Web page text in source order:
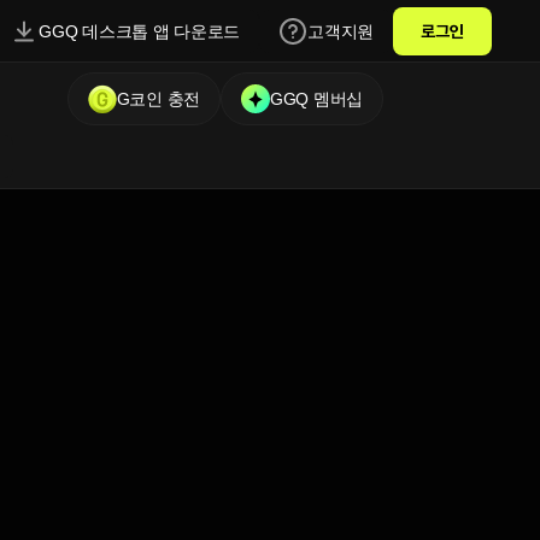
GGQ 데스크톱 앱 다운로드 고객지원 로그인
G코인 충전 GGQ 멤버십